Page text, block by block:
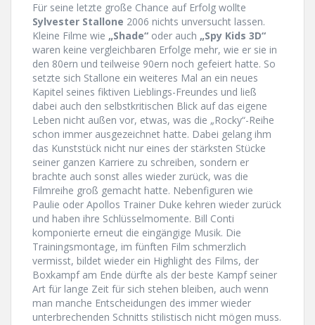
Für seine letzte große Chance auf Erfolg wollte
Sylvester Stallone 2006 nichts unversucht lassen.
Kleine Filme wie „Shade“ oder auch „Spy Kids 3D“
waren keine vergleichbaren Erfolge mehr, wie er sie in
den 80ern und teilweise 90ern noch gefeiert hatte. So
setzte sich Stallone ein weiteres Mal an ein neues
Kapitel seines fiktiven Lieblings-Freundes und ließ
dabei auch den selbstkritischen Blick auf das eigene
Leben nicht außen vor, etwas, was die „Rocky“-Reihe
schon immer ausgezeichnet hatte. Dabei gelang ihm
das Kunststück nicht nur eines der stärksten Stücke
seiner ganzen Karriere zu schreiben, sondern er
brachte auch sonst alles wieder zurück, was die
Filmreihe groß gemacht hatte. Nebenfiguren wie
Paulie oder Apollos Trainer Duke kehren wieder zurück
und haben ihre Schlüsselmomente. Bill Conti
komponierte erneut die eingängige Musik. Die
Trainingsmontage, im fünften Film schmerzlich
vermisst, bildet wieder ein Highlight des Films, der
Boxkampf am Ende dürfte als der beste Kampf seiner
Art für lange Zeit für sich stehen bleiben, auch wenn
man manche Entscheidungen des immer wieder
unterbrechenden Schnitts stilistisch nicht mögen muss.